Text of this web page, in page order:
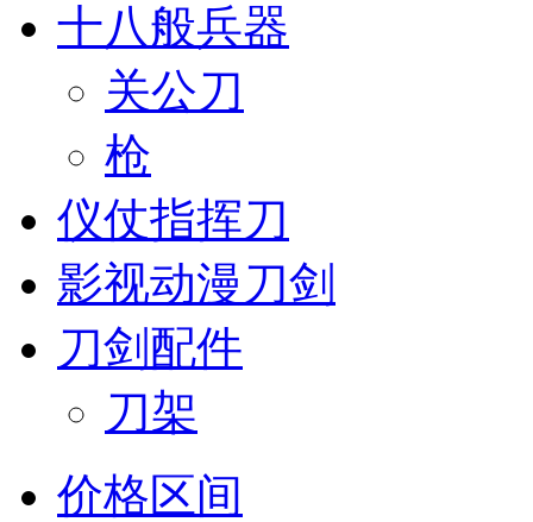
十八般兵器
关公刀
枪
仪仗指挥刀
影视动漫刀剑
刀剑配件
刀架
价格区间